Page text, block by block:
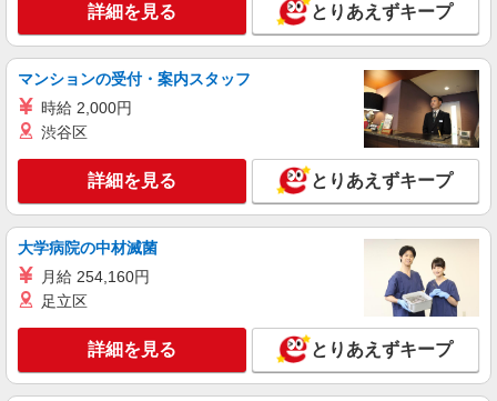
時給1500円〜2125円 ＜日払い有/週払い有/交
通費全支給(ガソリン代含む)＞
キープ 詳細を見る
株式会社kotrio /●MT-H-2009228
＜松本市＞元気も、プライベートも諦めない＊
時給1500円〜2125円 ＜日払い有/週払い有/交
通費全支給(ガソリン代含む)＞
キープ 詳細を見る
詳細を見る とりあえずキープ
マンションの受付・案内スタッフ
時給 2,000円
渋谷区
詳細を見る とりあえずキープ
大学病院の中材滅菌
月給 254,160円
足立区
詳細を見る とりあえずキープ